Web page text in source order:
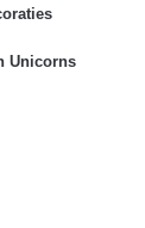
Unicorns